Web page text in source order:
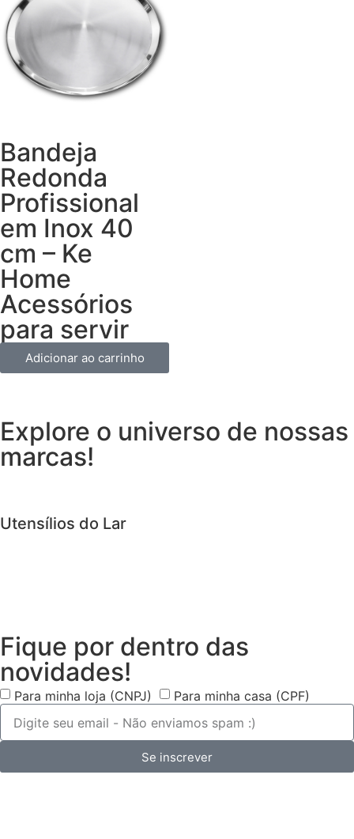
Bandeja
Redonda
Profissional
em Inox 40
cm – Ke
Home
Acessórios
para servir
Adicionar ao carrinho
Explore o universo de nossas
marcas!
Utensílios do Lar
Fique por dentro das
novidades!
Para minha loja (CNPJ) Para minha casa (CPF)
Se inscrever